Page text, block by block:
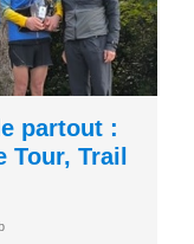
partout :
Tour, Trail